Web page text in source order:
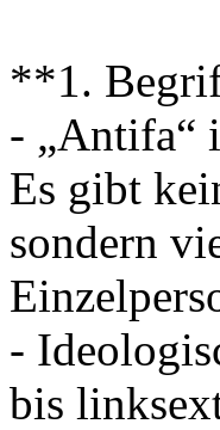
**1.
- „Antifa“
Es gibt
sondern
-
bis